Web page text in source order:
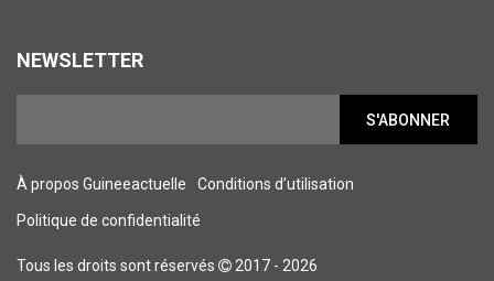
NEWSLETTER
S'ABONNER
À propos Guineeactuelle Conditions d’utilisation
Politique de confidentialité
Tous les droits sont réservés 2017 - 2026